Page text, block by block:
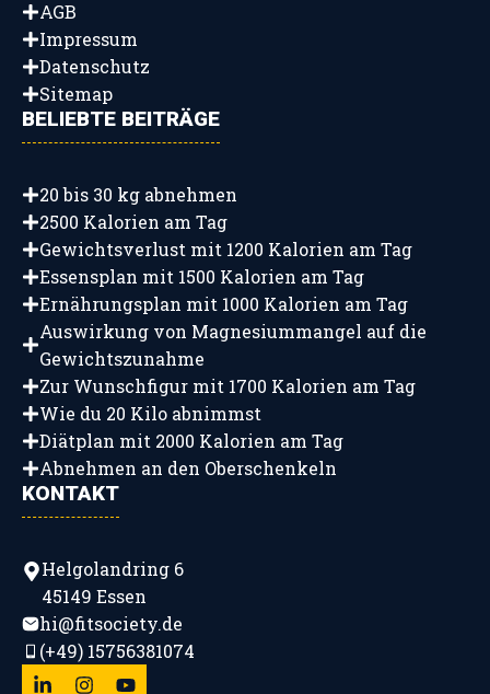
AGB
Impressum
Datenschutz
Sitemap
BELIEBTE BEITRÄGE
20 bis 30 kg abnehmen
2500 Kalorien am Tag
Gewichtsverlust mit 1200 Kalorien am Tag
Essensplan mit 1500 Kalorien am Tag
Ernährungsplan mit 1000 Kalorien am Tag
Auswirkung von Magnesiummangel auf die
Gewichtszunahme
Zur Wunschfigur mit 1700 Kalorien am Tag
Wie du 20 Kilo abnimmst
Diätplan mit 2000 Kalorien am Tag
Abnehmen an den Oberschenkeln
KONTAKT
Helgolandring 6
45149 Essen
hi@fitsociety.de
(+49) 15756381074